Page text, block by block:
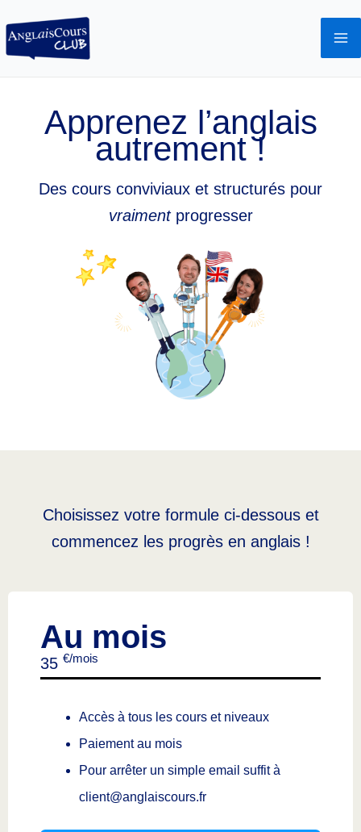
au
contenu
Apprenez l’anglais
autrement !
Des cours conviviaux et structurés pour
vraimentprogresser
Choisissez votre formule ci-dessous et
commencez les progrès en anglais !
Au mois
35 €/mois
Accès à tous les cours et niveaux
Paiement au mois
Pour arrêter un simple email suffit à
client@anglaiscours.fr